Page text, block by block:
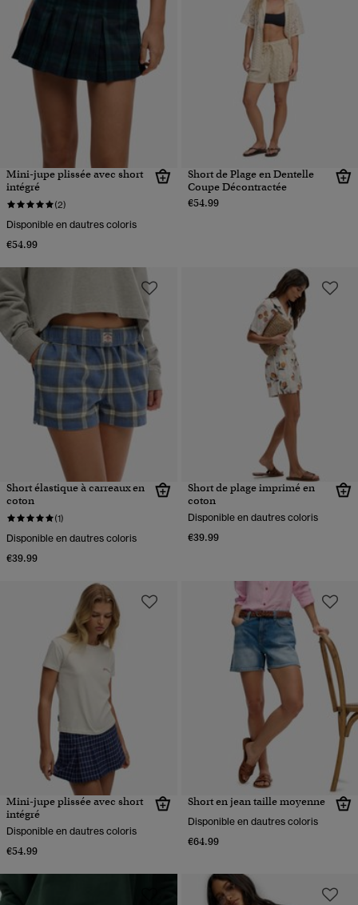
Mini-jupe plissée avec short
intégré
(2)
Disponible en dautres coloris
€54.99
Short de Plage en Dentelle
Coupe Décontractée
€54.99
Short élastique à carreaux en
coton
(1)
Disponible en dautres coloris
€39.99
Short de plage imprimé en
coton
Disponible en dautres coloris
€39.99
Mini-jupe plissée avec short
intégré
Disponible en dautres coloris
€54.99
Short en jean taille moyenne
Disponible en dautres coloris
€64.99